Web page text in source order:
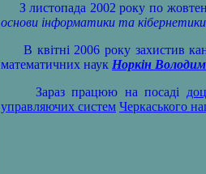
З листопада 2002 року по
основи інформатики та кібернетики
В квітні 2006 року захистив
математичних наук Норкін
Зараз працюю на посаді
управляючих систем Черкаського